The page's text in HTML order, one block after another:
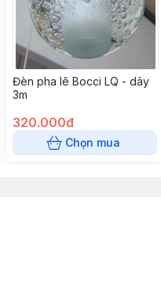
Đèn pha lê Bocci LQ - dây
3m
320.000đ
Chọn mua